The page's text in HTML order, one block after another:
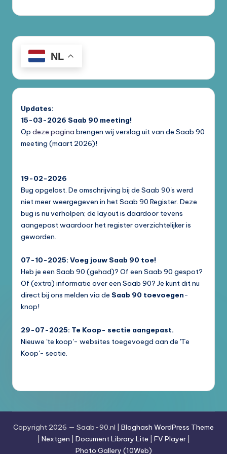
NL
Updates:
15-03-2026 Saab 90 meeting!
Op deze pagina brengen wij verslag uit van de Saab 90
meeting (maart 2026)!
19-02-2026
Bug opgelost. De omschrijving bij de Saab 90's werd
niet meer weergegeven in het Saab 90 Register. Deze
bug is nu verholpen; de layout is daardoor tevens
aangepast waardoor het register overzichtelijker is
geworden.
07-10-2025: Voeg jouw Saab 90 toe!
Heb je een Saab 90 (gehad)? Of een Saab 90 gespot?
Of (extra) informatie over een Saab 90? Je kunt dit nu
direct bij ons melden via de Saab 90 toevoegen-
knop!
29-07-2025: Te Koop- sectie aangepast.
Nieuwe 'te koop'- websites toegevoegd aan de 'Te
Koop'- sectie.
Copyright 2026 — Saab-90.nl | Bloghash WordPress Theme
Nextgen Document Library Lite FV Player|
Photo Gallery (10Web)